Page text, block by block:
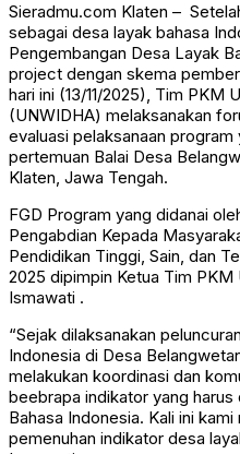
Sieradmu.com Klaten –
sebagai desa layak bahasa
Pengembangan Desa Layak
project dengan skema
hari ini (13/11/2025), Tim PKM
(UNWIDHA) melaksanakan
evaluasi pelaksanaan program
pertemuan Balai Desa
Klaten, Jawa Tengah.
FGD Program yang didanai
Pengabdian Kepada
Pendidikan Tinggi, Sain, dan
2025 dipimpin Ketua Tim PKM
Ismawati .
“Sejak dilaksanakan
Indonesia di Desa
melakukan koordinasi dan
beebrapa indikator yang
Bahasa Indonesia. Kali ini
pemenuhan indikator desa